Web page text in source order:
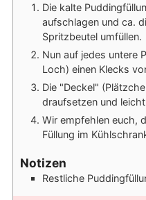
Die kalte
aufschlagen und ca.
Spritzbeutel umfüllen.
Nun auf jedes untere
Loch) einen Klecks
Die "Deckel"
draufsetzen und
Wir empfehlen euch,
Füllung im
Notizen
Restliche